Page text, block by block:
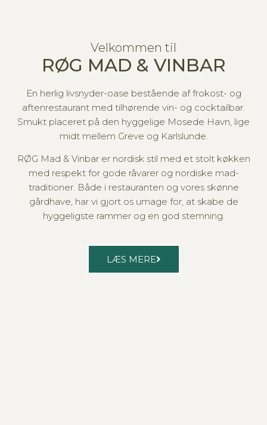
Velkommen til
RØG MAD & VINBAR
En herlig livsnyder-oase bestående af frokost- og
aftenrestaurant med tilhørende vin- og cocktailbar.
Smukt placeret på den hyggelige Mosede Havn, lige
midt mellem Greve og Karlslunde.
RØG Mad & Vinbar er nordisk stil med et stolt køkken
med respekt for gode råvarer og nordiske mad-
traditioner. Både i restauranten og vores skønne
gårdhave, har vi gjort os umage for, at skabe de
hyggeligste rammer og en god stemning.
LÆS MERE